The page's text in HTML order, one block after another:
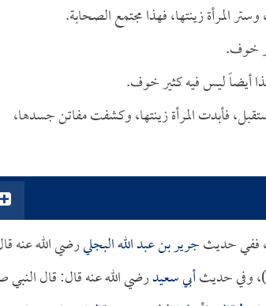
المرأة زينتها، فهذا مجتمع الصحابة.
خوف.
أيضاً ليس فيه كثير خوف.
فأبدت المرأة زينتها، وكشفت مفاتن جسدها،
ففي حديثجرير بن عبد الله البجليرضي الله عنه
)، وفي حديثأبي سعيدرضي الله عنه قال: قال النبي